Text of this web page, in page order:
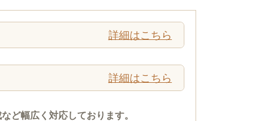
詳細はこちら
詳細はこちら
ど幅広く対応しております。